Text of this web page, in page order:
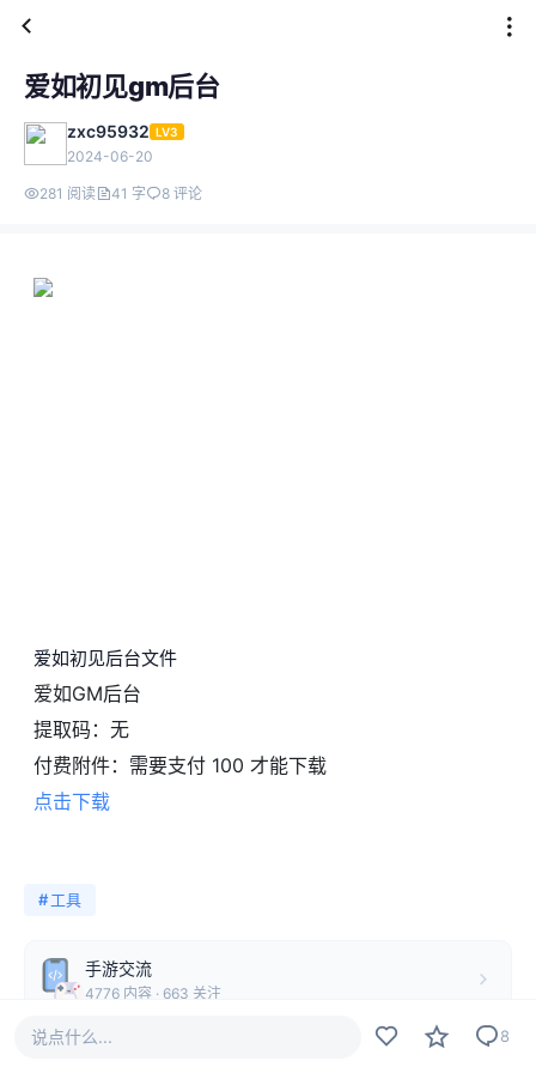
爱如初见gm后台
zxc95932 LV3
2024-06-20
281 阅读 41 字 8 评论
爱如初见后台文件
爱如GM后台
提取码： 无
付费附件： 需要支付 100 才能下载
点击下载
#工具
手游交流
4776 内容 · 663 关注
说点什么... 8